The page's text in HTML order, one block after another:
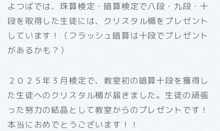
よつばでは、珠算検定・暗算検定で八段・九段・十
段を取得した生徒には、クリスタル楯をプレゼント
しています！（フラッシュ暗算は十段でプレゼント
があるかも？）
２０２５年３月検定で、教室初の暗算十段を獲得し
た生徒へのクリスタル楯が届きました。生徒の頑張
った努力の結晶として教室からのプレゼントです！
本当におめでとうございます！！